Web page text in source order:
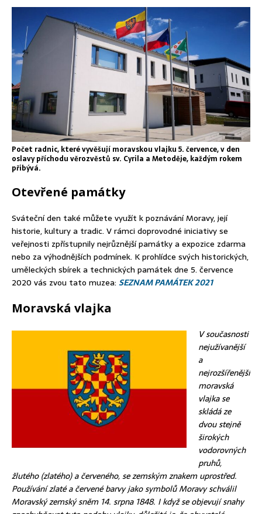
Počet radnic, které vyvěšují moravskou vlajku 5. července, v den
oslavy příchodu věrozvěstů sv. Cyrila a Metoděje, každým rokem
přibývá.
Otevřené památky
Sváteční den také můžete využít k poznávání Moravy, její
historie, kultury a tradic. V rámci doprovodné iniciativy se
veřejnosti zpřístupnily nejrůznější památky a expozice zdarma
nebo za výhodnějších podmínek. K prohlídce svých historických,
uměleckých sbírek a technických památek dne 5. července
2020 vás zvou tato muzea: SEZNAM PAMÁTEK 2021
Moravská vlajka
V současnosti
nejužívanější
a
nejrozšířenější
moravská
vlajka se
skládá ze
dvou stejně
širokých
vodorovných
pruhů,
žlutého (zlatého) a červeného, se zemským znakem uprostřed.
Používání zlaté a červené barvy jako symbolů Moravy schválil
Moravský zemský sněm 14. srpna 1848. I když se objevují snahy